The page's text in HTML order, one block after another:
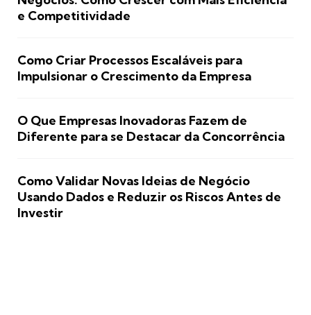
e Competitividade
Como Criar Processos Escaláveis para
Impulsionar o Crescimento da Empresa
O Que Empresas Inovadoras Fazem de
Diferente para se Destacar da Concorrência
Como Validar Novas Ideias de Negócio
Usando Dados e Reduzir os Riscos Antes de
Investir